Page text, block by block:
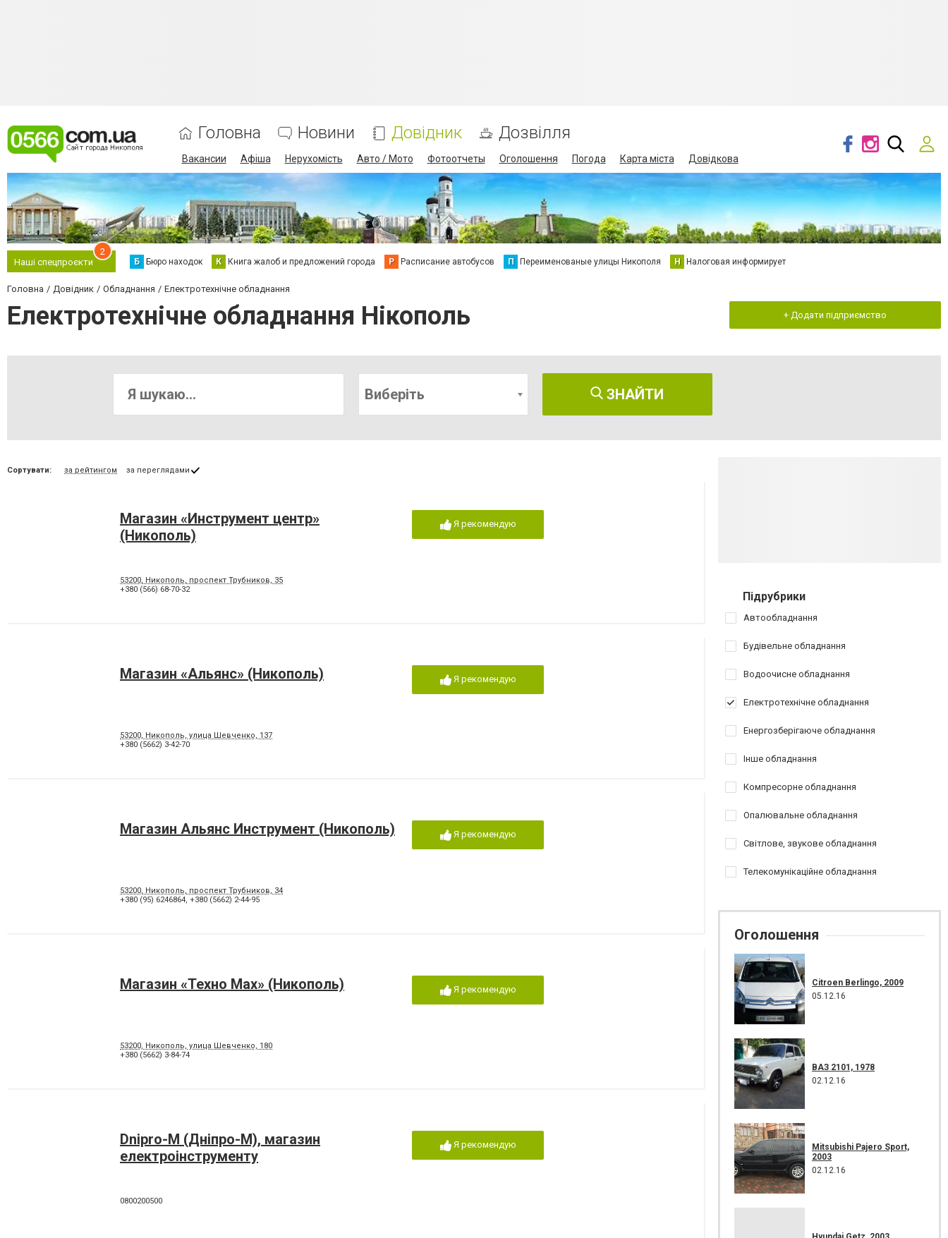
Головна Новини Довідник Дозвілля
Вакансии Афіша Нерухомість Авто / Мото Фотоотчеты Оголошення Погода Карта міста Довідкова
Наші спецпроєкти
2
Б Бюро находок К Книга жалоб и предложений города Р Расписание автобусов П Переименованые улицы Никополя Н Налоговая информирует
Головна Довідник Обладнання Електротехнічне обладнання
Електротехнічне обладнання Нікополь + Додати підприємство
Виберіть ЗНАЙТИ
Сортувати: за рейтингом за переглядами
Магазин «Инструмент центр»
(Никополь)
53200, Никополь, проспект Трубников, 35
+380 (566) 68-70-32
Я рекомендую
Магазин «Альянс» (Никополь)
53200, Никополь, улица Шевченко, 137
+380 (5662) 3-42-70
Я рекомендую
Магазин Альянс Инструмент (Никополь)
53200, Никополь, проспект Трубников, 34
+380 (95) 6246864, +380 (5662) 2-44-95
Я рекомендую
Магазин «Техно Мах» (Никополь)
53200, Никополь, улица Шевченко, 180
+380 (5662) 3-84-74
Я рекомендую
Dnipro-M (Дніпро-М), магазин
електроінструменту
0800200500
Я рекомендую
Підрубрики
Автообладнання
Будівельне обладнання
Водоочисне обладнання
Електротехнічне обладнання
Енергозберігаюче обладнання
Інше обладнання
Компресорне обладнання
Опалювальне обладнання
Світлове, звукове обладнання
Телекомунікаційне обладнання
Оголошення
Citroen Berlingo, 2009
05.12.16
ВАЗ 2101, 1978
02.12.16
Mitsubishi Pajero Sport,
2003
02.12.16